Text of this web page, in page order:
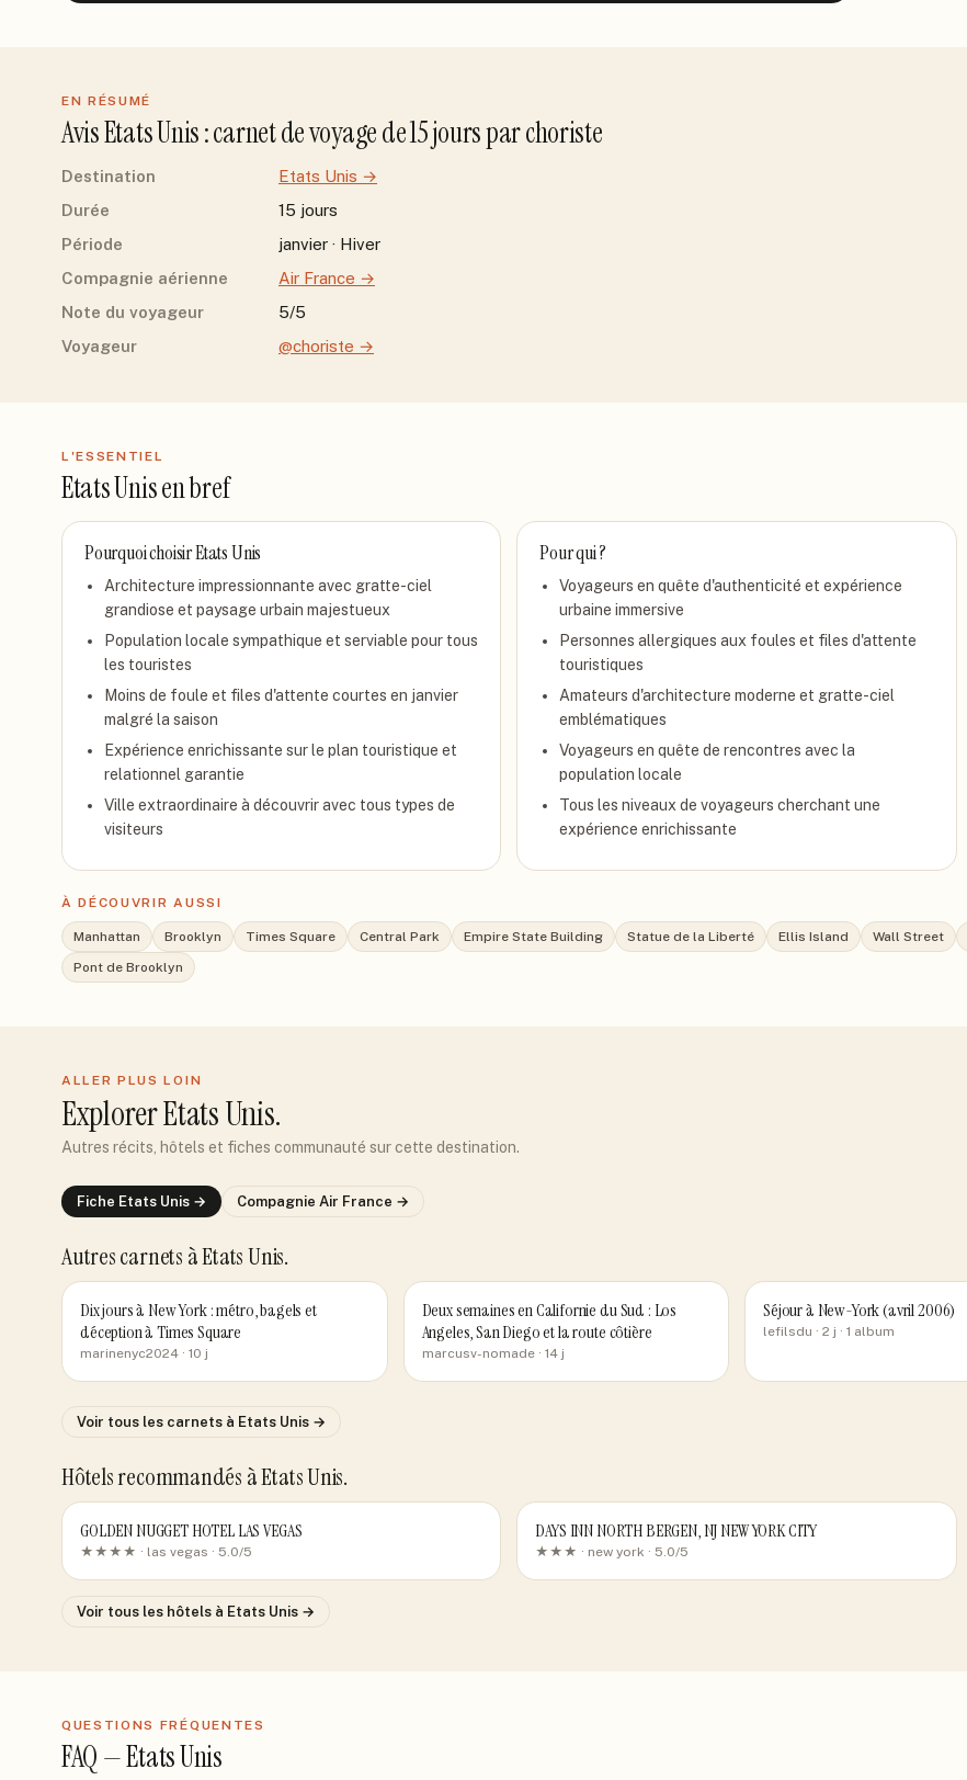
EN RÉSUMÉ
AvisEtats Unis: carnet de voyage de15joursparchoriste
Destination Etats Unis →
Durée
15 jours
Période
janvier · Hiver
Compagnie aérienne
Air France →
Note du voyageur
5/5
Voyageur
@choriste →
L'ESSENTIEL
Etats Unisen bref
Pourquoi choisirEtats Unis
Architecture impressionnante avec gratte-ciel
grandiose et paysage urbain majestueux
Population locale sympathique et serviable pour tous
les touristes
Moins de foule et files d'attente courtes en janvier
malgré la saison
Expérience enrichissante sur le plan touristique et
relationnel garantie
Ville extraordinaire à découvrir avec tous types de
visiteurs
Pour qui ?
Voyageurs en quête d'authenticité et expérience
urbaine immersive
Personnes allergiques aux foules et files d'attente
touristiques
Amateurs d'architecture moderne et gratte-ciel
emblématiques
Voyageurs en quête de rencontres avec la
population locale
Tous les niveaux de voyageurs cherchant une
expérience enrichissante
À DÉCOUVRIR AUSSI
Manhattan Brooklyn Times Square Central Park Empire State Building Statue de la Liberté Ellis Island Wall Street
Pont de Brooklyn
ALLER PLUS LOIN
ExplorerEtats Unis.
Autres récits, hôtels et fiches communauté sur cette destination.
Fiche Etats Unis → Compagnie Air France →
Autres carnets à Etats Unis.
Dix jours à New York : métro, bagels et
déception à Times Square
marinenyc2024 · 10 j
Deux semaines en Californie du Sud : Los
Angeles, San Diego et la route côtière
marcusv-nomade· 14 j
Séjour à New-York (avril 2006)
lefilsdu · 2 j · 1 album
Voir tous les carnets à Etats Unis →
Hôtels recommandés à Etats Unis.
GOLDEN NUGGET HOTEL LAS VEGAS
★★★★ · las vegas · 5.0/5
DAYS INN NORTH BERGEN, NJ NEW YORK CITY
★★★ · new york · 5.0/5
Voir tous les hôtels à Etats Unis →
QUESTIONS FRÉQUENTES
FAQ —Etats Unis